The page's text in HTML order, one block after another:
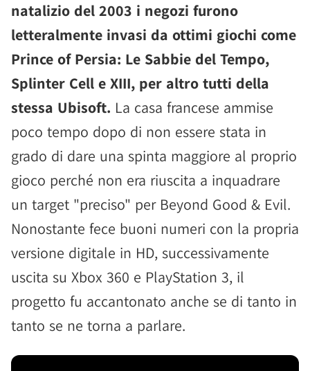
natalizio del 2003 i negozi furono
letteralmente invasi da ottimi giochi come
Prince of Persia: Le Sabbie del Tempo,
Splinter Cell e XIII, per altro tutti della
stessa Ubisoft. La casa francese ammise
poco tempo dopo di non essere stata in
grado di dare una spinta maggiore al proprio
gioco perché non era riuscita a inquadrare
un target "preciso" per Beyond Good & Evil.
Nonostante fece buoni numeri con la propria
versione digitale in HD, successivamente
uscita su Xbox 360 e PlayStation 3, il
progetto fu accantonato anche se di tanto in
tanto se ne torna a parlare.